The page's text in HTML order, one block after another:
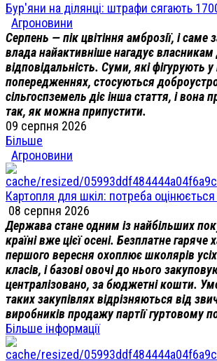
Бур'яни на ділянці: штрафи сягають
Агроновини
Серпень — пік цвітіння амброзії, і саме
влада найактивніше нагадує власникам
відповідальність. Суми, які фігурують у
попередженнях, стосуються
сільгоспземель діє інша стаття, і вона
так, як можна припустити.
09 серпня 2026
Більше
Агроновини
Картопля для шкіл: потреба
08 серпня 2026
Держава стане одним із найбільших
країні вже цієї осені. Безплатне гаряче
першого вересня охоплює школярів
класів, і базові овочі до нього
централізовано, за бюджетні кошти.
таких закупівлях відрізняються від
виробників продажу партії гуртовому
Більше інформації